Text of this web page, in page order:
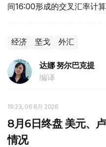
间16:00形成的交叉汇率计算
经济 坚戈 外汇
达娜 努尔巴克提
编译
19:23, 06 8月 2026
8月6日终盘 美元、
情况